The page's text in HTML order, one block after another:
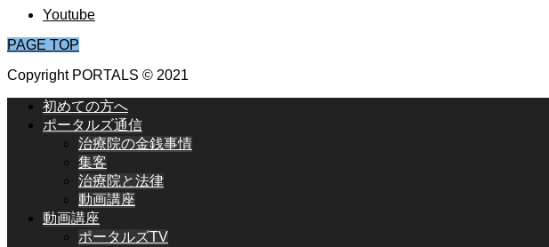
Youtube
PAGE TOP
Copyright PORTALS © 2021
初めての方へ
ポータルズ通信
治療院の金銭事情
集客
治療院と法律
動画講座
動画講座
ポータルズTV